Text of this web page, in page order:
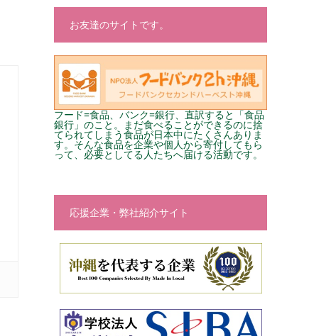
お友達のサイトです。
フード=食品、バンク=銀行、直訳すると「食品
銀行」のこと。まだ食べることができるのに捨
てられてしまう食品が日本中にたくさんありま
す。そんな食品を企業や個人から寄付してもら
って、必要としてる人たちへ届ける活動です。
応援企業・弊社紹介サイト